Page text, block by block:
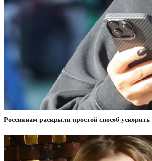
Россиянам раскрыли простой способ